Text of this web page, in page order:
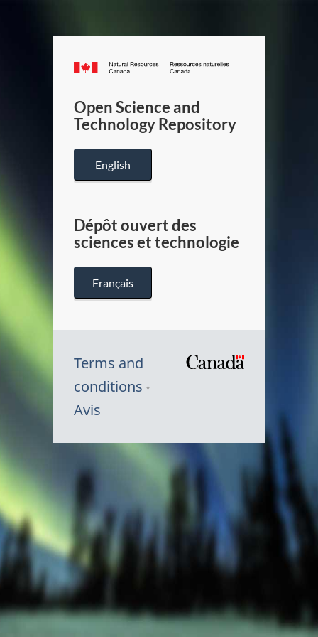
Canada.ca
/
Canada
Open Science and
Technology Repository
English
Dépôt ouvert des
sciences et technologie
Français
Terms and
conditions
Avis
Canada